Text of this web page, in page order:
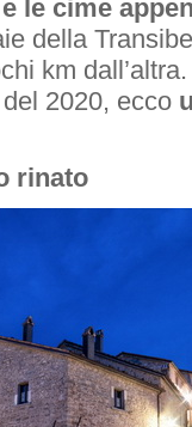
le cime
della
km
2020, ecco
rinato